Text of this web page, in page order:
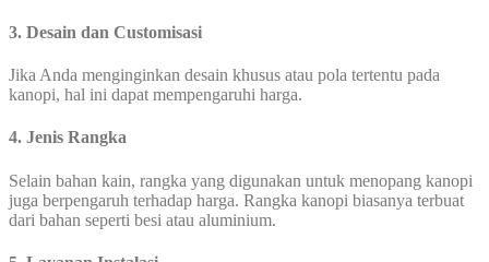
3. Desain dan Customisasi
Jika Anda menginginkan desain khusus atau pola tertentu pada
kanopi, hal ini dapat mempengaruhi harga.
4. Jenis Rangka
Selain bahan kain, rangka yang digunakan untuk menopang kanopi
juga berpengaruh terhadap harga. Rangka kanopi biasanya terbuat
dari bahan seperti besi atau aluminium.